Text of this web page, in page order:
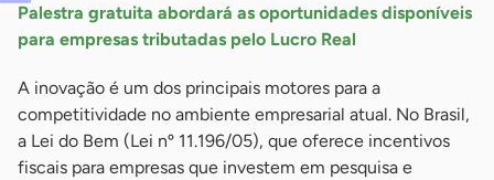
Palestra gratuita abordará as oportunidades disponíveis
para empresas tributadas pelo Lucro Real
A inovação é um dos principais motores para a
competitividade no ambiente empresarial atual. No Brasil,
a Lei do Bem (Lei nº 11.196/05), que oferece incentivos
fiscais para empresas que investem em pesquisa e